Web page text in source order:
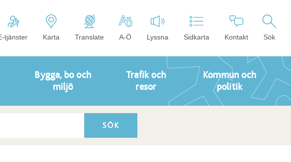
tjänster Karta Translate A-Ö Lyssna Sidkarta Kontakt Sök
Bygga, bo och
miljö
Trafik och
resor
Kommun och
politik